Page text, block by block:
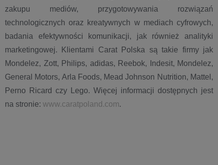
zakupu mediów, przygotowywania rozwiązań
technologicznych oraz kreatywnych w mediach cyfrowych,
badania efektywności komunikacji, jak również analityki
marketingowej. Klientami Carat Polska są takie firmy jak
Mondelez, Zott, Philips, adidas, Reebok, Indesit, Mondelez,
General Motors, Arla Foods, Mead Johnson Nutrition, Mattel,
Perno Ricard czy Lego. Więcej informacji dostępnych jest
na stronie: www.caratpoland.com.